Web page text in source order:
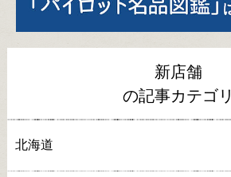
新店舗
の記事カテゴリ
北海道